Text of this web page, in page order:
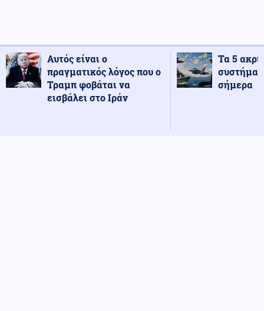
Αυτός είναι ο
πραγματικός λόγος που ο
Τραμπ φοβάται να
εισβάλει στο Ιράν
Τα 5
σήμερα